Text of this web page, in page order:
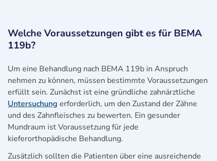
Welche Voraussetzungen gibt es für BEMA
119b?
Um eine Behandlung nach BEMA 119b in Anspruch
nehmen zu können, müssen bestimmte Voraussetzungen
erfüllt sein. Zunächst ist eine gründliche zahnärztliche
Untersuchung erforderlich, um den Zustand der Zähne
und des Zahnfleisches zu bewerten. Ein gesunder
Mundraum ist Voraussetzung für jede
kieferorthopädische Behandlung.
Zusätzlich sollten die Patienten über eine ausreichende